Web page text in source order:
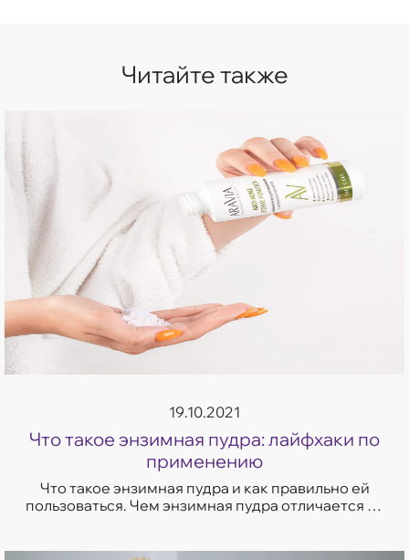
Читайте также
19.10.2021
Что такое энзимная пудра: лайфхаки по
применению
Что такое энзимная пудра и как правильно ей
пользоваться. Чем энзимная пудра отличается от